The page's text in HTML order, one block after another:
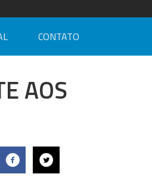
CONTATO
AOS